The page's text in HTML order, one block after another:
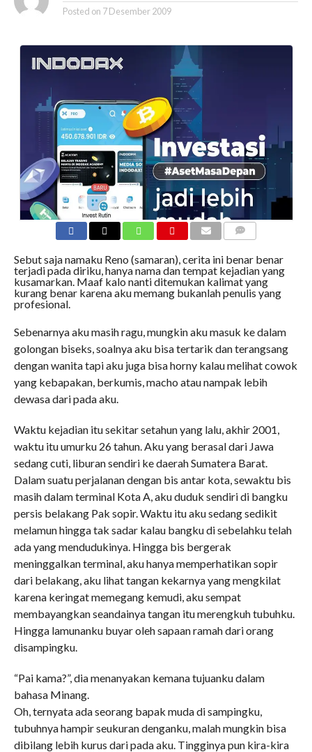
Posted on 7 Desember 2009
Sebut saja namaku Reno (samaran), cerita ini benar benar
terjadi pada diriku, hanya nama dan tempat kejadian yang
kusamarkan. Maaf kalo nanti ditemukan kalimat yang
kurang benar karena aku memang bukanlah penulis yang
profesional.
Sebenarnya aku masih ragu, mungkin aku masuk ke dalam
golongan biseks, soalnya aku bisa tertarik dan terangsang
dengan wanita tapi aku juga bisa horny kalau melihat cowok
yang kebapakan, berkumis, macho atau nampak lebih
dewasa dari pada aku.
Waktu kejadian itu sekitar setahun yang lalu, akhir 2001,
waktu itu umurku 26 tahun. Aku yang berasal dari Jawa
sedang cuti, liburan sendiri ke daerah Sumatera Barat.
Dalam suatu perjalanan dengan bis antar kota, sewaktu bis
masih dalam terminal Kota A, aku duduk sendiri di bangku
persis belakang Pak sopir. Waktu itu aku sedang sedikit
melamun hingga tak sadar kalau bangku di sebelahku telah
ada yang mendudukinya. Hingga bis bergerak
meninggalkan terminal, aku hanya memperhatikan sopir
dari belakang, aku lihat tangan kekarnya yang mengkilat
karena keringat memegang kemudi, aku sempat
membayangkan seandainya tangan itu merengkuh tubuhku.
Hingga lamunanku buyar oleh sapaan ramah dari orang
disampingku.
“Pai kama?”, dia menanyakan kemana tujuanku dalam
bahasa Minang.
Oh, ternyata ada seorang bapak muda di sampingku,
tubuhnya hampir seukuran denganku, malah mungkin bisa
dibilang lebih kurus dari pada aku. Tingginya pun kira-kira